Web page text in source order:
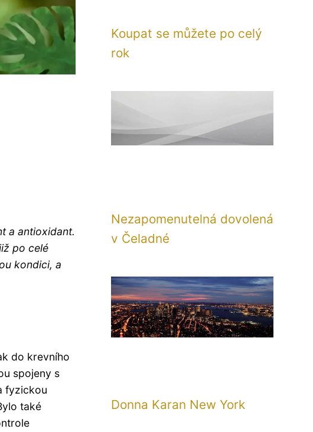
a antioxidant.
po celé
kondici, a
do krevního
spojeny s
fyzickou
také
Koupat se můžete po celý
rok
Nezapomenutelná dovolená
v Čeladné
Donna Karan New York